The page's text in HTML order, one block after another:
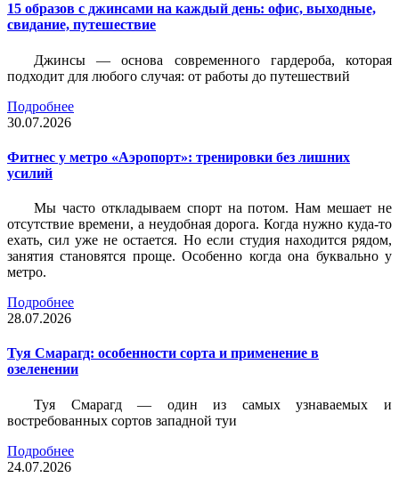
15 образов с джинсами на каждый день: офис, выходные,
свидание, путешествие
Джинсы — основа современного гардероба, которая
подходит для любого случая: от работы до путешествий
Подробнее
30.07.2026
Фитнес у метро «Аэропорт»: тренировки без лишних
усилий
Мы часто откладываем спорт на потом. Нам мешает не
отсутствие времени, а неудобная дорога. Когда нужно куда-то
ехать, сил уже не остается. Но если студия находится рядом,
занятия становятся проще. Особенно когда она буквально у
метро.
Подробнее
28.07.2026
Туя Смарагд: особенности сорта и применение в
озеленении
Туя Смарагд — один из самых узнаваемых и
востребованных сортов западной туи
Подробнее
24.07.2026